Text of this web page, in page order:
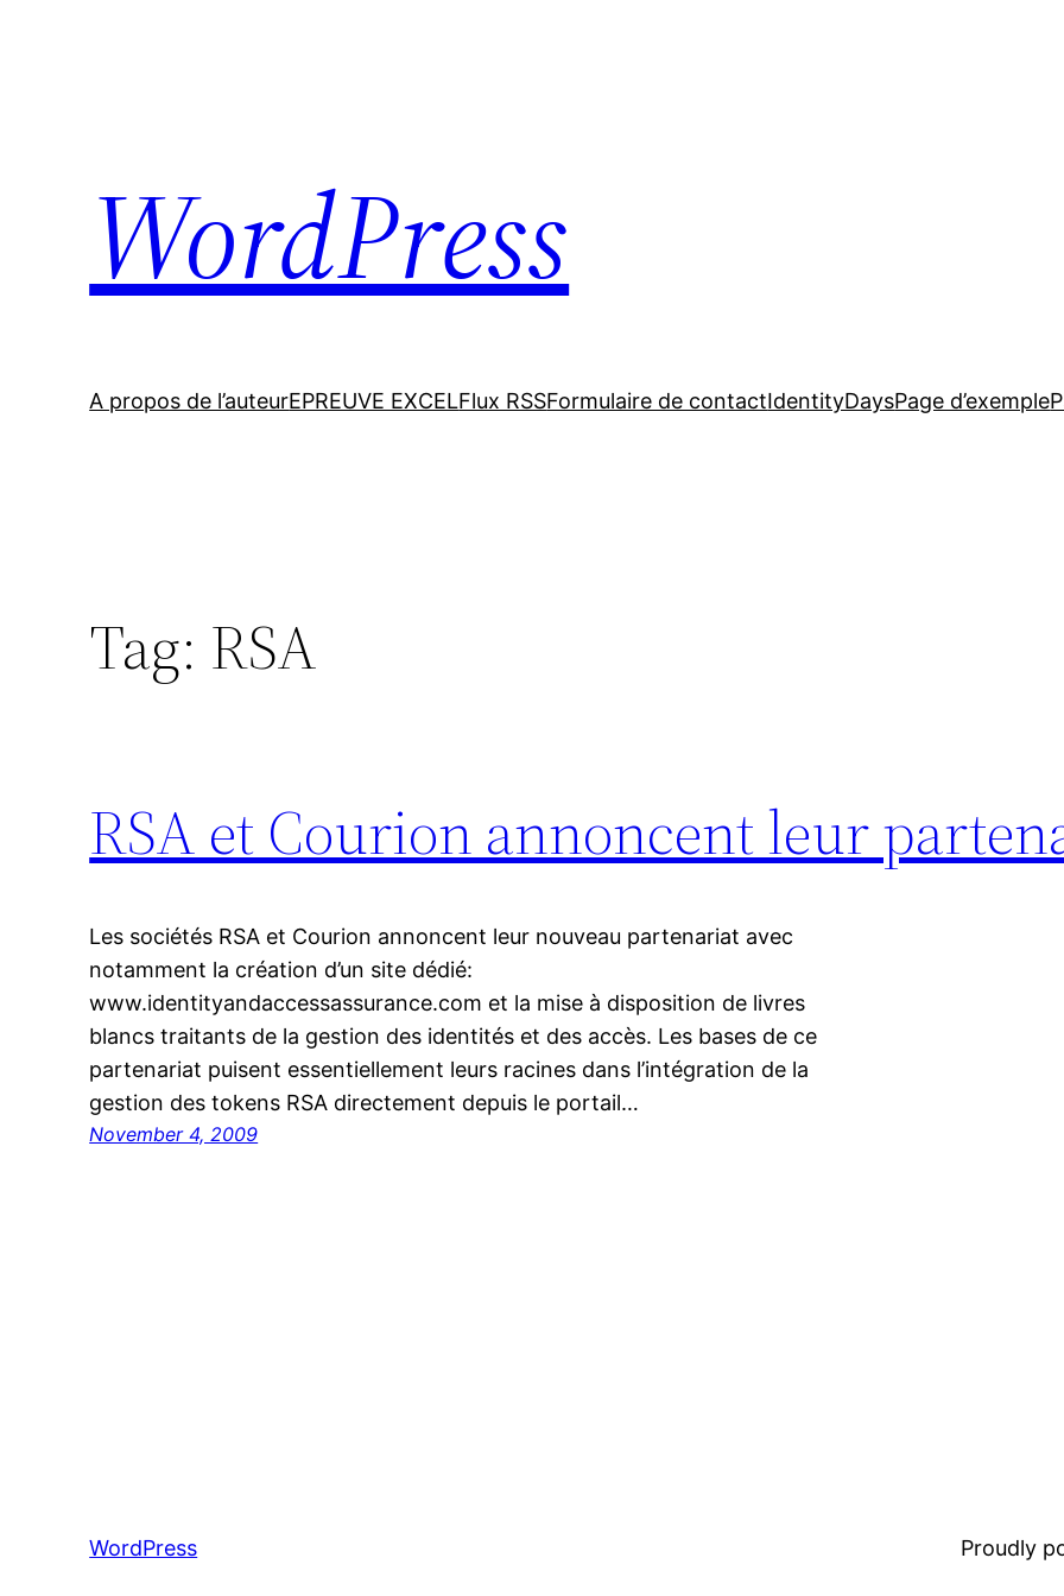
WordPress
A propos de l’auteurEPREUVE EXCELFlux RSSFormulaire de contactIdentityDaysPage d’exemple
Tag: RSA
RSA et Courion annoncent leur
Les sociétés RSA et Courion annoncent leur nouveau partenariat avec
notamment la création d’un site dédié:
www.identityandaccessassurance.com et la mise à disposition de livres
blancs traitants de la gestion des identités et des accès. Les bases de ce
partenariat puisent essentiellement leurs racines dans l’intégration de la
gestion des tokens RSA directement depuis le portail…
November 4, 2009
WordPress Proudly